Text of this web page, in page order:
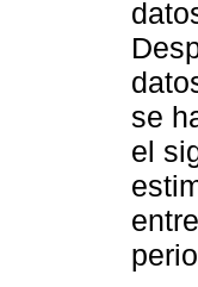
se
el